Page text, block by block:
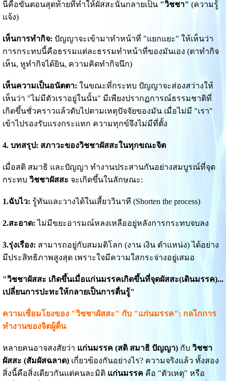
นี่คือขั้นตอนสุดท้ายที่ทำให้ผัสสะนั้นกลายเป็น "วิชชา" (ความรู้
แจ้ง)
เห็นการทำกิจ: ปัญญาจะเข้ามาทำหน้าที่ "แยกแยะ" ให้เห็นว่า
การกระทบนี้คือธรรมแต่ละธรรมทำหน้าที่ของมันเอง (ตาทำกิจ
เห็น, หูทำกิจได้ยิน, ความคิดทำกิจนึก)
เห็นความเป็นอนัตตา: ในขณะที่กระทบ ปัญญาจะส่องสว่างให้
เห็นว่า "ไม่มีตัวเราอยู่ในนั้น" มีเพียงปรากฏการณ์ธรรมชาติที่
เกิดขึ้นชั่วคราวแล้วดับไปตามเหตุปัจจัยของมัน เมื่อไม่มี "เรา"
เข้าไปรองรับแรงกระแทก ความทุกข์จึงไม่มีที่ตั้ง
4. บทสรุป: สภาวะของวิชชาผัสสะในทุกขณะจิต
เมื่อสติ สมาธิ และปัญญา ทำงานประสานกันอย่างสมบูรณ์ที่จุด
กระทบ วิชชาผัสสะ จะเกิดขึ้นในลักษณะ:
1.ฉับไว: รู้ทันและวางได้ในเสี้ยววินาที (Shorten the process)
2.สะอาด: ไม่มีขยะอารมณ์หลงเหลืออยู่หลังการกระทบจบลง
3.รุ่งเรือง: สามารถอยู่กับสมมติโลก (งาน เงิน ตำแหน่ง) ได้อย่าง
มีประสิทธิภาพสูงสุด เพราะใจมีความใสกระจ่างอยู่เสมอ
"วิชชาผัสสะ เกิดขึ้นเมื่อแก่นมรรคเกิดขึ้นที่จุดผัสสะ(เดินมรรค)...
เปลี่ยนการปะทะให้กลายเป็นการตื่นรู้"
ความเชื่อมโยงของ "วิชชาผัสสะ" กับ "แก่นมรรค": กลไกการ
ทำงานของจิตผู้ตื่น
หลายคนอาจสงสัยว่า แก่นมรรค (สติ สมาธิ ปัญญา)กับ วิชชา
ผัสสะ (สัมผัสฉลาด)เกี่ยวข้องกันอย่างไร? ความจริงแล้ว ทั้งสอง
สิ่งนี้คือสิ่งเดียวกันแต่คนละมิติ แก่นมรรค คือ "ตัวเหตุ" หรือ